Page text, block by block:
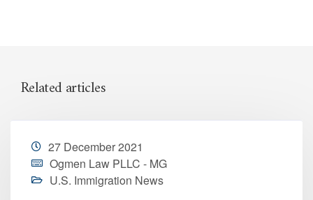
Related articles
27 December 2021
Ogmen Law PLLC - MG
U.S. Immigration News